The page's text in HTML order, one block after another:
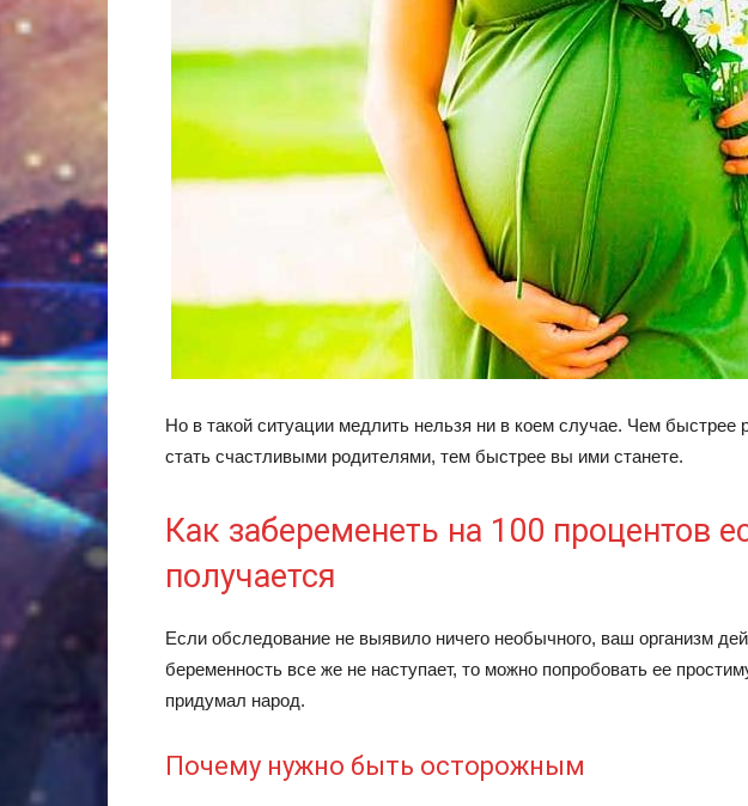
Но в такой ситуации медлить нельзя ни в коем случае. Чем быстрее
стать счастливыми родителями, тем быстрее вы ими станете.
Как забеременеть на 100 процентов
получается
Если обследование не выявило ничего необычного, ваш организм
беременность все же не наступает, то можно попробовать ее
придумал народ.
Почему нужно быть осторожным